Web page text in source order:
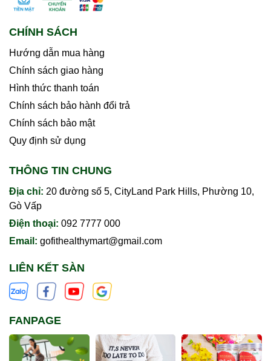
CHÍNH SÁCH
Hướng dẫn mua hàng
Chính sách giao hàng
Hình thức thanh toán
Chính sách bảo hành đổi trả
Chính sách bảo mật
Quy định sử dụng
THÔNG TIN CHUNG
Địa chỉ: 20 đường số 5, CityLand Park Hills, Phường 10,
Gò Vấp
Điện thoại: 092 7777 000
Email: gofithealthymart@gmail.com
LIÊN KẾT SÀN
FANPAGE